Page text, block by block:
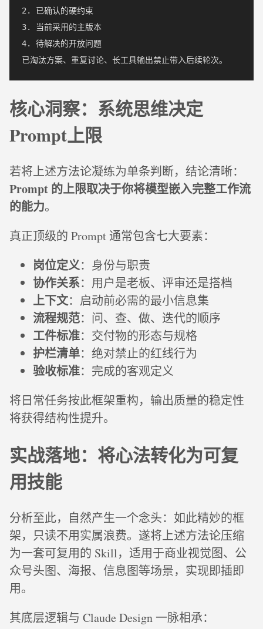
2. 已确认的硬约束
3. 当前采用的主版本
4. 待解决的开放问题
核心洞察：系统思维决定
Prompt上限
若将上述方法论凝练为单条判断，结论清晰：
Prompt 的上限取决于你将模型嵌入完整工作流
的能力。
真正顶级的 Prompt 通常包含七大要素：
岗位定义：身份与职责
协作关系：用户是老板、评审还是搭档
上下文：启动前必需的最小信息集
流程规范：问、查、做、迭代的顺序
工件标准：交付物的形态与规格
护栏清单：绝对禁止的红线行为
验收标准：完成的客观定义
将日常任务按此框架重构，输出质量的稳定性
将获得结构性提升。
实战落地：将心法转化为可复
用技能
分析至此，自然产生一个念头：如此精妙的框
架，只读不用实属浪费。遂将上述方法论压缩
为一套可复用的 Skill，适用于商业视觉图、公
众号头图、海报、信息图等场景，实现即插即
用。
其底层逻辑与 Claude Design 一脉相承：